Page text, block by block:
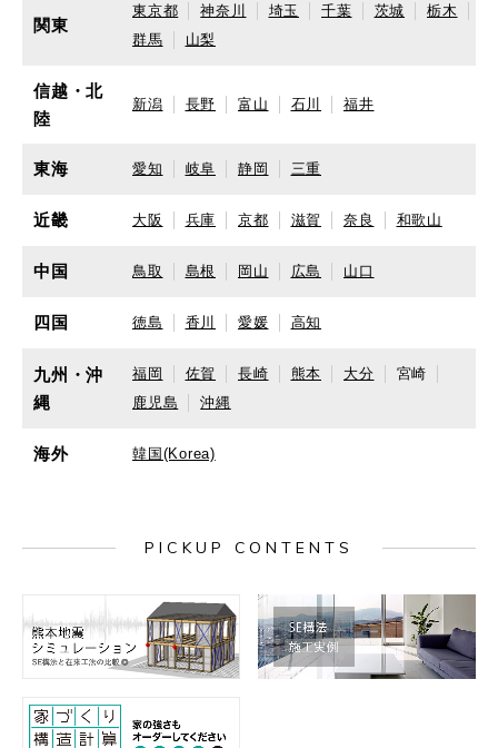
関東
東京都 神奈川 埼玉 千葉 茨城
栃木
群馬
山梨
信越・北
陸
新潟 長野 富山 石川 福井
東海 愛知 岐阜 静岡 三重
近畿 大阪 兵庫 京都 滋賀 奈良 和歌山
中国 鳥取 島根 岡山 広島 山口
四国 徳島 香川 愛媛 高知
九州・沖
縄
福岡 佐賀 長崎 熊本 大分
宮崎
鹿児島
沖縄
海外 韓国(Korea)
PICKUP CONTENTS